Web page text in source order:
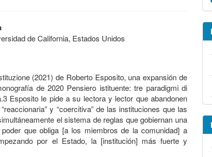
de California, Estados Unidos
(2021) de Roberto Esposito, una expansión de
de 2020 Pensiero istituente: tre paradigmi di
Esposito le pide a su lectora y lector que abandonen
y “coercitiva” de las instituciones que las
el sistema de reglas que gobiernan una
que obliga [a los miembros de la comunidad] a
por el Estado, la [institución] más fuerte y